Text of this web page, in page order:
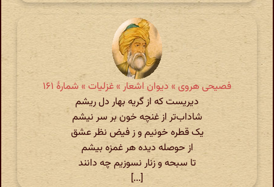
فصیحی هروی » دیوان اشعار » غزلیات » شمارهٔ ۱۶۱
دیریست که از گریه بهار دل ریشم
شاداب‌تر از غنچه خون بر سر نیشم
یک قطره خونیم و ز فیض نظر عشق
از حوصله دیده هر غمزه بیشم
تا سبحه و زنار نسوزیم چه دانند
[...]